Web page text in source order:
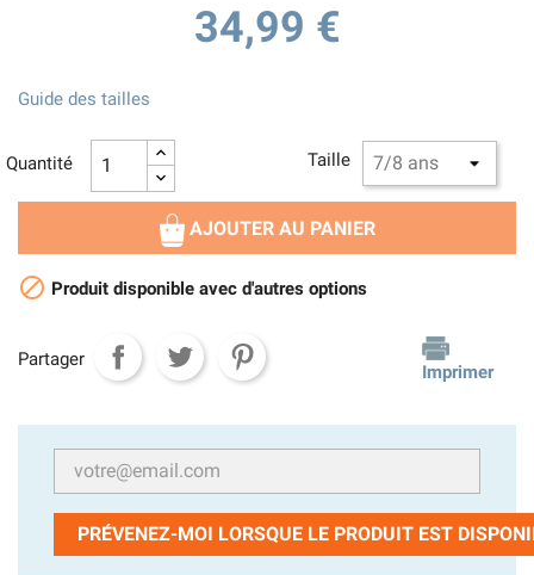
34,99 €
Taille
Guide des tailles
Quantité
AJOUTER AU PANIER
 Produit disponible avec d'autres options
Partager
Imprimer
PRÉVENEZ-MOI LORSQUE LE PRODUIT EST